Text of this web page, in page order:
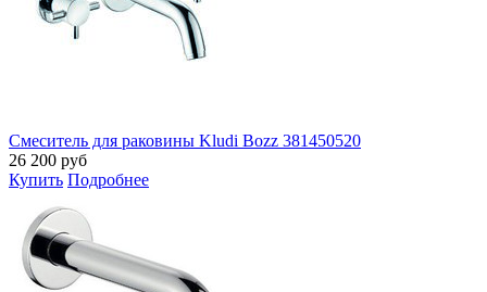
Смеситель для раковины Kludi Bozz 381450520
26 200 руб
Купить Подробнее